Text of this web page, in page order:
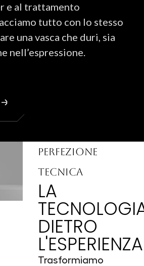
e al trattamento
tutto con lo stesso
una vasca che duri, sia
nell’espressione.
PERFEZIONE
TECNICA
LA
DIETRO
L'ESPERIENZA
Trasformiamo